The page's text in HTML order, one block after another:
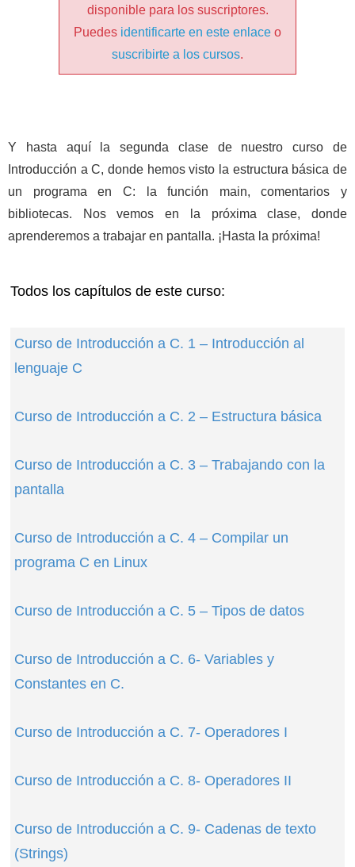
disponible para los suscriptores.
Puedes identificarte en este enlace o
suscribirte a los cursos.
Y hasta aquí la segunda clase de nuestro curso de
Introducción a C, donde hemos visto la estructura básica de
un programa en C: la función main, comentarios y
bibliotecas. Nos vemos en la próxima clase, donde
aprenderemos a trabajar en pantalla. ¡Hasta la próxima!
Todos los capítulos de este curso:
Curso de Introducción a C. 1 – Introducción al
lenguaje C
Curso de Introducción a C. 2 – Estructura básica
Curso de Introducción a C. 3 – Trabajando con la
pantalla
Curso de Introducción a C. 4 – Compilar un
programa C en Linux
Curso de Introducción a C. 5 – Tipos de datos
Curso de Introducción a C. 6- Variables y
Constantes en C.
Curso de Introducción a C. 7- Operadores I
Curso de Introducción a C. 8- Operadores II
Curso de Introducción a C. 9- Cadenas de texto
(Strings)